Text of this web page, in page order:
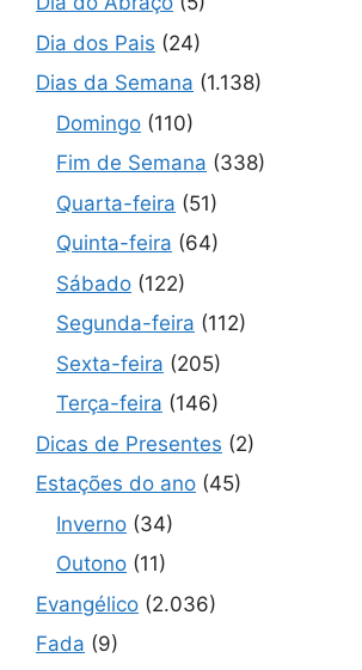
Dia dos Pais (24)
Dias da Semana (1.138)
Domingo (110)
Fim de Semana (338)
Quarta-feira (51)
Quinta-feira (64)
Sábado (122)
Segunda-feira (112)
Sexta-feira (205)
Terça-feira (146)
Dicas de Presentes (2)
Estações do ano (45)
Inverno (34)
Outono (11)
Evangélico (2.036)
Fada (9)